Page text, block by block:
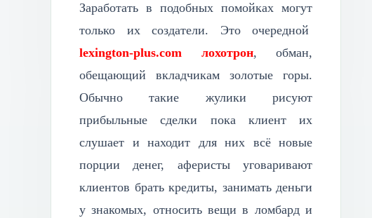
Заработать в подобных помойках могут
только их создатели. Это очередной
lexington-plus.com лохотрон, обман,
обещающий вкладчикам золотые горы.
Обычно такие жулики рисуют
прибыльные сделки пока клиент их
слушает и находит для них всё новые
порции денег, аферисты уговаривают
клиентов брать кредиты, занимать деньги
у знакомых, относить вещи в ломбард и